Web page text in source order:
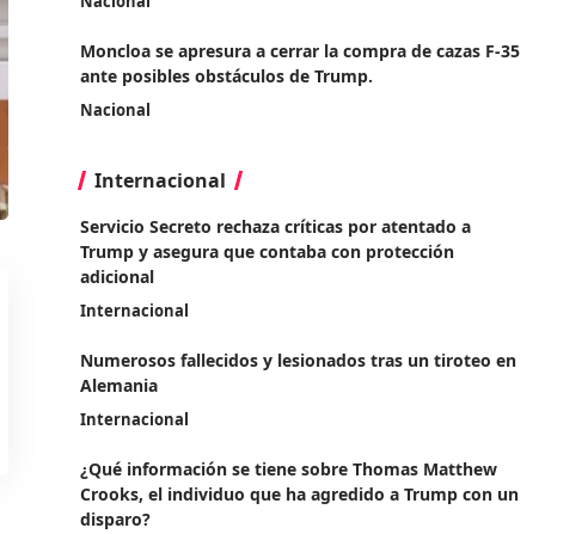
Moncloa se apresura a cerrar la compra de cazas F-35
ante posibles obstáculos de Trump.
Nacional
Internacional
Servicio Secreto rechaza críticas por atentado a
Trump y asegura que contaba con protección
adicional
Internacional
Numerosos fallecidos y lesionados tras un tiroteo en
Alemania
Internacional
¿Qué información se tiene sobre Thomas Matthew
Crooks, el individuo que ha agredido a Trump con un
disparo?